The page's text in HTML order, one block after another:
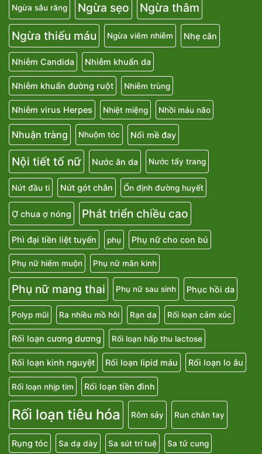
Ngừa sâu răng Ngừa sẹo
Ngừa thâm
Ngừa thiếu máu
Ngừa viêm nhiễm Nhẹ cân
Nhiễm Candida Nhiễm khuẩn da
Nhiễm khuẩn đường ruột Nhiễm trùng
Nhiễm virus Herpes Nhiệt miệng Nhồi máu não
Nhuận tràng Nhuộm tóc Nổi mề đay
Nội tiết tố nữ Nước ăn da Nước tẩy trang
Nứt đầu ti Nứt gót chân Ổn định đường huyết
Ợ chua ợ nóng Phát triển chiều cao
Phì đại tiền liệt tuyến phụ Phụ nữ cho con bú
Phụ nữ hiếm muộn Phụ nữ mãn kinh
Phụ nữ mang thai Phụ nữ sau sinh Phục hồi da
Polyp mũi Ra nhiều mồ hôi Rạn da Rối loạn cảm xúc
Rối loạn cương dương Rối loạn hấp thu lactose
Rối loạn kinh nguyệt Rối loạn lipid máu Rối loạn lo âu
Rối loạn nhịp tim Rối loạn tiền đình
Rối loạn tiêu hóa Rôm sảy Run chân tay
Rụng tóc Sa dạ dày Sa sút trí tuệ Sa tử cung